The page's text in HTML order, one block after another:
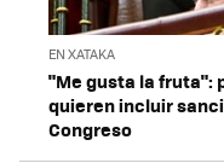
EN XATAKA
"Me gusta la fruta":
quieren incluir
Congreso